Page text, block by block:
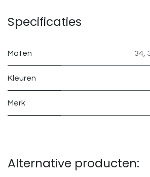
Specificaties
Maten 34
Kleuren
Merk
Alternative producten: